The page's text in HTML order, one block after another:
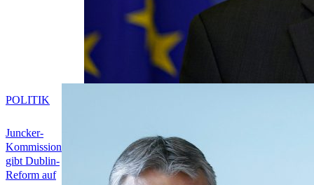
Juncker-
Kommission
gibt Dublin-
Reform auf
POLITIK